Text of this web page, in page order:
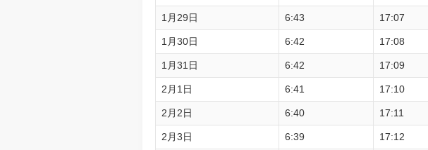
1月29日 6:43 17:07
1月30日 6:42 17:08
1月31日 6:42 17:09
2月1日 6:41 17:10
2月2日 6:40 17:11
2月3日 6:39 17:12